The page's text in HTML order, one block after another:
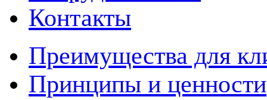
Контакты
Преимущества для
Принципы и ценности